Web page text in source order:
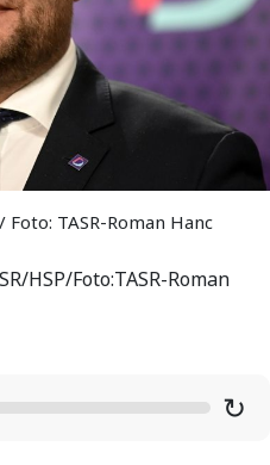
TASR-Roman Hanc
HSP/Foto:TASR-Roman
↻